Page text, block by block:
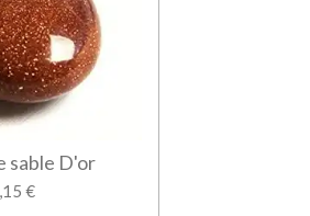
sable D'or
€